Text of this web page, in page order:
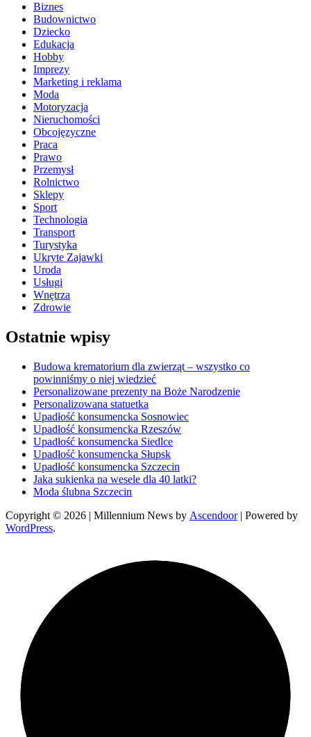
Biznes
Budownictwo
Dziecko
Edukacja
Hobby
Imprezy
Marketing i reklama
Moda
Motoryzacja
Nieruchomości
Obcojęzyczne
Praca
Prawo
Przemysł
Rolnictwo
Sklepy
Sport
Technologia
Transport
Turystyka
Ukryte Zajawki
Uroda
Usługi
Wnętrza
Zdrowie
Ostatnie wpisy
Budowa krematorium dla zwierząt – wszystko co
powinniśmy o niej wiedzieć
Personalizowane prezenty na Boże Narodzenie
Personalizowana statuetka
Upadłość konsumencka Sosnowiec
Upadłość konsumencka Rzeszów
Upadłość konsumencka Siedlce
Upadłość konsumencka Słupsk
Upadłość konsumencka Szczecin
Jaka sukienka na wesele dla 40 latki?
Moda ślubna Szczecin
Copyright © 2026 | Millennium News by Ascendoor| Powered by
WordPress.